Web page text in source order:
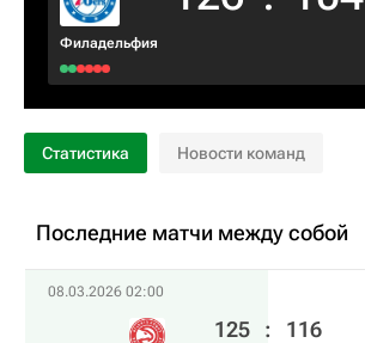
Филадельфия
Статистика Новости команд
Последние матчи между собой
08.03.2026 02:00
125 : 116